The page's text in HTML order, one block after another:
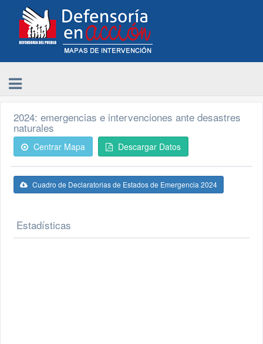
2024: emergencias e intervenciones ante desastres
naturales
Centrar Mapa Descargar Datos
Cuadro de Declaratorias de Estados de Emergencia 2024
Estadísticas